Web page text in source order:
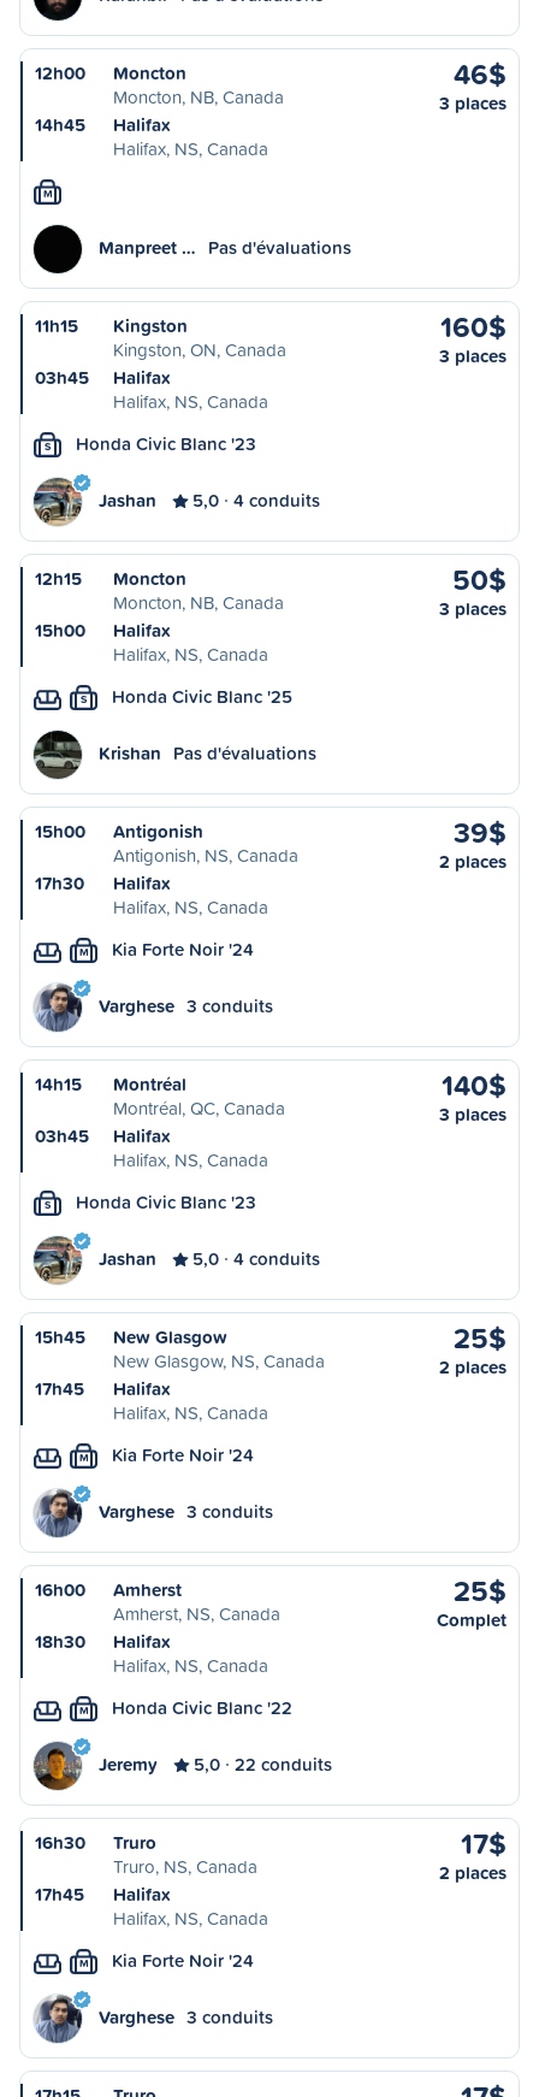
12h00
Moncton
Moncton, NB, Canada
14h45
Halifax
Halifax, NS, Canada
46$
3 places
M
Manpreet … Pas d'évaluations
11h15
Kingston
Kingston, ON, Canada
03h45
Halifax
Halifax, NS, Canada
160$
3 places
S Honda Civic Blanc '23
Jashan 5,0 4 conduits
12h15
Moncton
Moncton, NB, Canada
15h00
Halifax
Halifax, NS, Canada
50$
3 places
S Honda Civic Blanc '25
Krishan Pas d'évaluations
15h00
Antigonish
Antigonish, NS, Canada
17h30
Halifax
Halifax, NS, Canada
39$
2 places
M Kia Forte Noir '24
Varghese 3 conduits
14h15
Montréal
Montréal, QC, Canada
03h45
Halifax
Halifax, NS, Canada
140$
3 places
S Honda Civic Blanc '23
Jashan 5,0 4 conduits
15h45
New Glasgow
New Glasgow, NS, Canada
17h45
Halifax
Halifax, NS, Canada
25$
2 places
M Kia Forte Noir '24
Varghese 3 conduits
16h00
Amherst
Amherst, NS, Canada
18h30
Halifax
Halifax, NS, Canada
25$
Complet
M Honda Civic Blanc '22
Jeremy 5,0 22 conduits
16h30
Truro
Truro, NS, Canada
17h45
Halifax
Halifax, NS, Canada
17$
2 places
M Kia Forte Noir '24
Varghese 3 conduits